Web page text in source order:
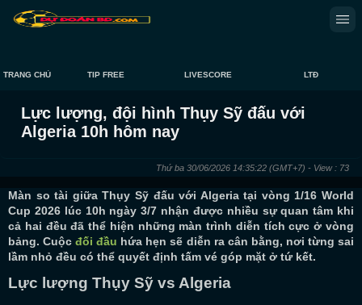
TRANG CHỦ TIP FREE LIVESCORE LTĐ
Lực lượng, đội hình Thụy Sỹ đấu với
Algeria 10h hôm nay
Thứ ba 30/06/2026 14:35:22 (GMT+7) - View : 73
Màn so tài giữa Thụy Sỹ đấu với Algeria tại vòng 1/16 World
Cup 2026 lúc 10h ngày 3/7 nhận được nhiều sự quan tâm khi
cả hai đều đã thể hiện những màn trình diễn tích cực ở vòng
bảng. Cuộcđối đầu hứa hẹn sẽ diễn ra cân bằng, nơi từng sai
lầm nhỏ đều có thể quyết định tấm vé góp mặt ở tứ kết.
Lực lượng Thụy Sỹ vs Algeria